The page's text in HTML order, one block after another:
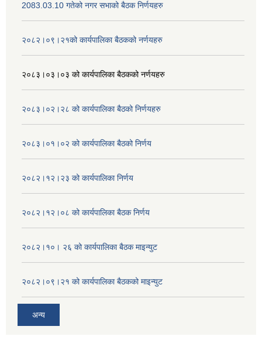
2083.03.10 गतेको नगर सभाको बैठक निर्णयहरु
२०८२।०९।२१को कार्यपालिका बैठकको नर्णयहरु
२०८३।०३।०३ को कार्यपालिका बैठकको नर्णयहरु
२०८३।०२।२८ को कार्यपालिका बैठको निर्णयहरु
२०८३।०१।०२ को कार्यपालिका बैठको निर्णय
२०८२।१२।२३ को कार्यपालिका निर्णय
२०८२।१२।०८ को कार्यपालिका बैठक निर्णय
२०८२।१०। २६ को कार्यपालिका बैठक माइन्युट
२०८२।०९।२१ को कार्यपालिका बैठकको माइन्युट
अन्य